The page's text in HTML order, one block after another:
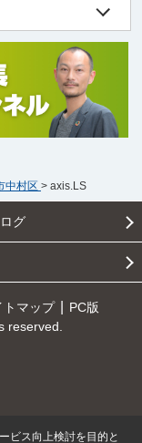
中村区 > axis.LS
グ
トマップ
PC版
reserved.
ビス向上検討を目的と